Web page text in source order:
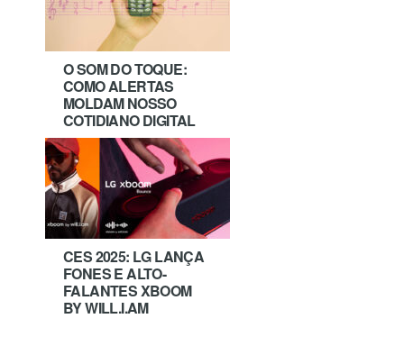
O SOM DO TOQUE:
COMO ALERTAS
MOLDAM NOSSO
COTIDIANO DIGITAL
CES 2025: LG LANÇA
FONES E ALTO-
FALANTES XBOOM
BY WILL.I.AM